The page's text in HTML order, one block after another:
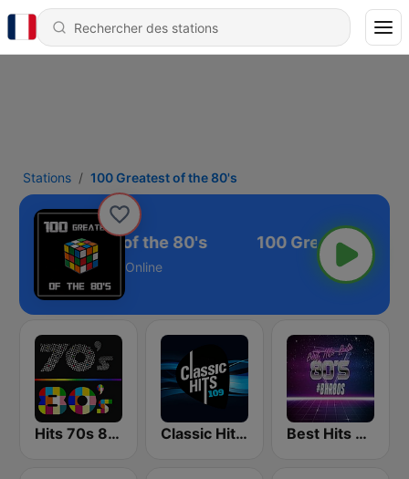
Stations 100 Greatest of the 80's
100 Greatest of the 80's
Online
Hits 70s 80s Classic Hits 109 - 70s 80s 90s Best Hits Radio 80's